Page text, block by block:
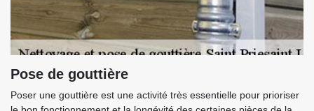
Pose de gouttière
Poser une gouttière est une activité très essentielle pour prioriser